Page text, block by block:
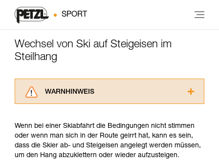
SPORT
Wechsel von Ski auf Steigeisen im
Steilhang
WARNHINWEIS
aufmerksam durch, bevor Sie diesen zu Rate
ziehen. Um diese Zusatzinformationen
verstehen zu können, müssen Sie zuerst die in
der Gebrauchsanweisung enthaltenen
Wenn bei einer Skiabfahrt die Bedingungen nicht stimmen
oder wenn man sich in der Route geirrt hat, kann es sein,
dass die Skier ab- und Steigeisen angelegt werden müssen,
um den Hang abzuklettern oder wieder aufzusteigen.